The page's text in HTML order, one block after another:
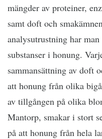
mängder av proteiner,
samt doft och
analysutrustning har
substanser i honung.
sammansättning av doft
att honung från olika
av tillgången på olika
Mantorp, smakar i stort
på att honung från hela